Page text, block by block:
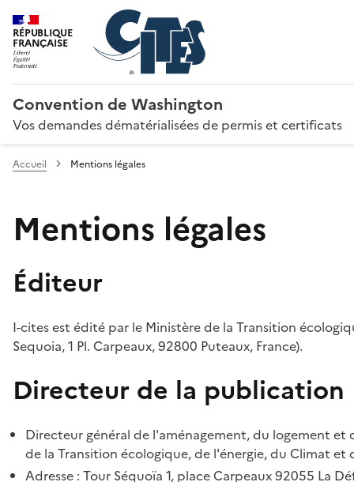
RÉPUBLIQUE
FRANÇAISE
Convention de Washington
Vos demandes dématérialisées de permis et certificats
Accueil Mentions légales
Mentions légales
Éditeur
I-cites est édité par le Ministère de la Transition
Sequoia, 1 Pl. Carpeaux, 92800 Puteaux, France).
Directeur de la publication
Directeur général de l'aménagement, du logement
de la Transition écologique, de l'énergie, du Climat et
Adresse : Tour Séquoïa 1, place Carpeaux 92055 La